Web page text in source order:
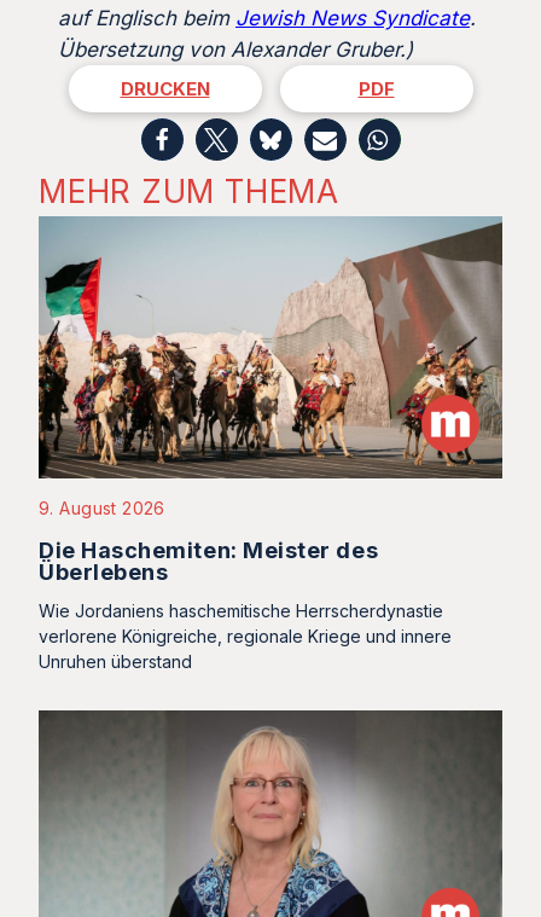
auf Englisch beim Jewish News Syndicate.
Übersetzung von Alexander Gruber.)
DRUCKEN PDF
MEHR ZUM THEMA
9. August 2026
Die Haschemiten: Meister des
Überlebens
Wie Jordaniens haschemitische Herrscherdynastie
verlorene Königreiche, regionale Kriege und innere
Unruhen überstand